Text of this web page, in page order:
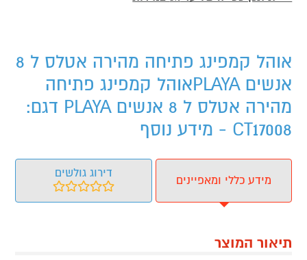
אוהל קמפינג פתיחה מהירה אטלס ל 8
אנשים PLAYAאוהל קמפינג פתיחה
מהירה אטלס ל 8 אנשים PLAYA דגם:
CT17008 - מידע נוסף
מידע כללי ומאפיינים
דירוג גולשים
תיאור המוצר